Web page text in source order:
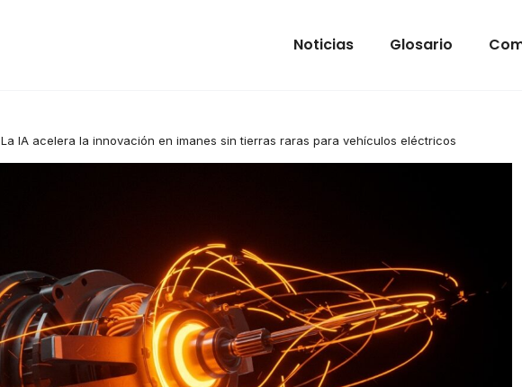
Noticias Glosario
La IA acelera la innovación en imanes sin tierras raras para vehículos eléctricos